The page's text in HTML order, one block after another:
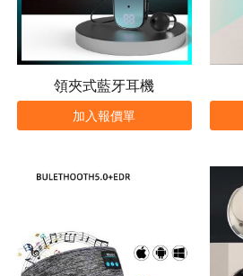
領夾式藍牙耳機
加入報價單